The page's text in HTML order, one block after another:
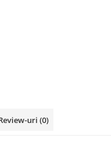
uri (0)